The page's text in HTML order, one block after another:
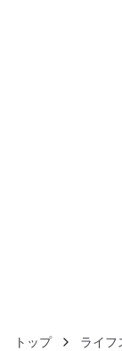
トップ ライフ